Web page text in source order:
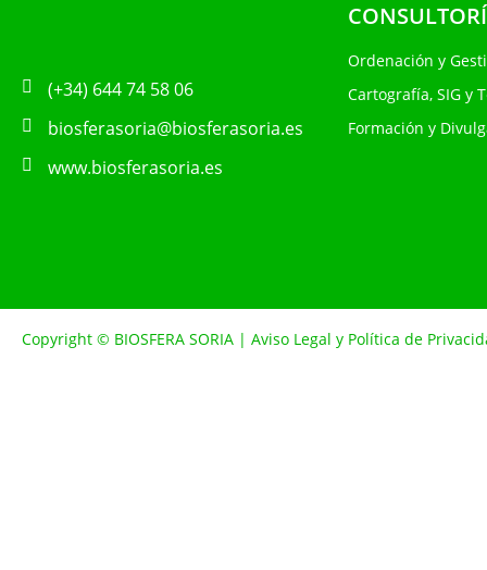
(+34) 644 74 58 06
biosferasoria@biosferasoria.es
www.biosferasoria.es
Ordenación y
Cartografía, SIG y
Formación y
Copyright © BIOSFERA SORIA | Aviso Legal y Política de